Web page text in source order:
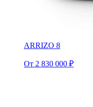
ARRIZO 8
От 2 830 000 ₽